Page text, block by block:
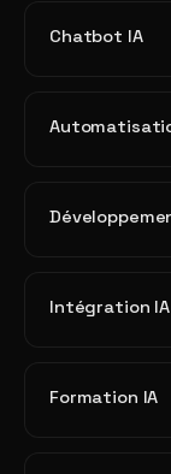
Chatbot IA
Intégration IA
Formation IA